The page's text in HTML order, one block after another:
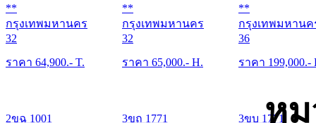
**
กรุงเทพมหานคร
32
ราคา 64,900.- T.
**
กรุงเทพมหานคร
32
ราคา 65,000.- H.
**
กรุงเทพมหานค
36
ราคา 199,000.-
หม
2ขฉ 1001
3ขถ 1771
3ขบ 1771